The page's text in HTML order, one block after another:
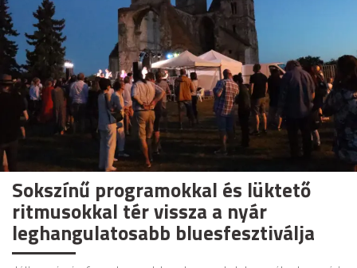
Sokszínű programokkal és lüktető
ritmusokkal tér vissza a nyár
leghangulatosabb bluesfesztiválja